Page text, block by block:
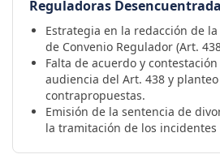
Reguladoras
Estrategia en la redacción de
de Convenio Regulador (Art.
Falta de acuerdo y
audiencia del Art. 438 y
contrapropuestas.
Emisión de la sentencia de
la tramitación de los